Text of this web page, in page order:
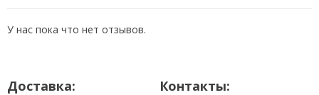
LCAP16B-A
PSAB-L101A
У нас пока что нет отзывов.
Доставка: Контакты: